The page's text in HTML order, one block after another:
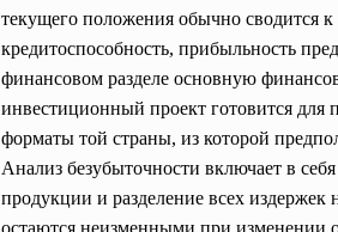
текущего положения обычно сводится
кредитоспособность, прибыльность
финансовом разделе основную
инвестиционный проект готовится для
форматы той страны, из которой
Анализ безубыточности включает в
продукции и разделение всех
остаются неизменными при изменении